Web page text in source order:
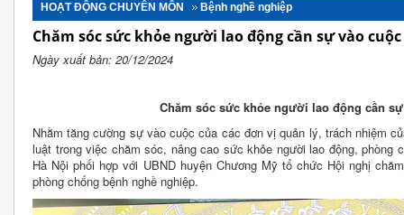
HOẠT ĐỘNG CHUYÊN MÔN Bệnh nghề nghiệp
Chăm sóc sức khỏe người lao động cần sự vào
Ngày xuất bản: 20/12/2024
Chăm sóc sức khỏe người lao động cần
Nhằm tăng cường sự vào cuộc của các đơn vị quản lý, trách nhiệm
luật trong việc chăm sóc, nâng cao sức khỏe người lao động, phòng
Hà Nội phối hợp với UBND huyện Chương Mỹ tổ chức Hội nghị
phòng chống bệnh nghề nghiệp.